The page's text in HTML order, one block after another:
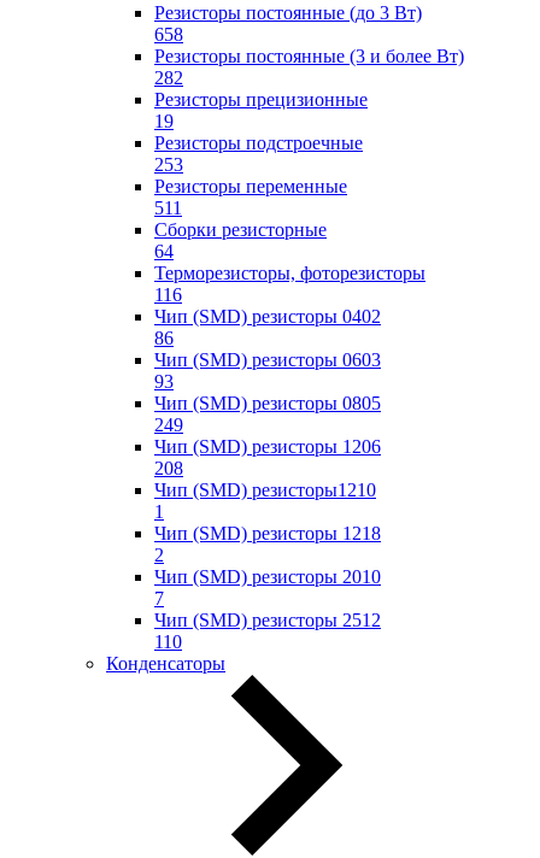
Резисторы постоянные (до 3 Вт)
658
Резисторы постоянные (3 и более Вт)
282
Резисторы прецизионные
19
Резисторы подстроечные
253
Резисторы переменные
511
Сборки резисторные
64
Терморезисторы, фоторезисторы
116
Чип (SMD) резисторы 0402
86
Чип (SMD) резисторы 0603
93
Чип (SMD) резисторы 0805
249
Чип (SMD) резисторы 1206
208
Чип (SMD) резисторы1210
1
Чип (SMD) резисторы 1218
2
Чип (SMD) резисторы 2010
7
Чип (SMD) резисторы 2512
110
Конденсаторы